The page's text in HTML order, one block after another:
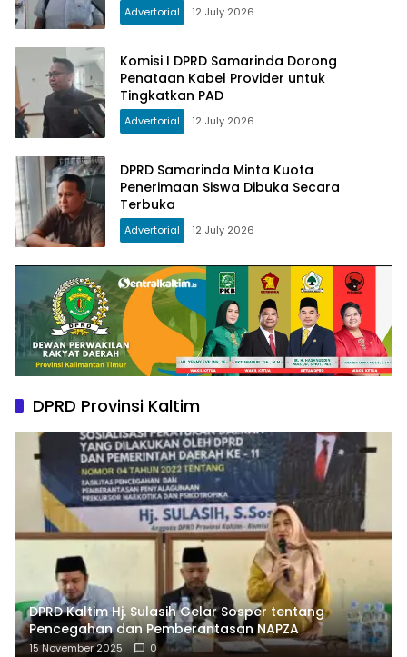
Advertorial 12 July 2026
Komisi I DPRD Samarinda Dorong
Penataan Kabel Provider untuk
Tingkatkan PAD
Advertorial 12 July 2026
DPRD Samarinda Minta Kuota
Penerimaan Siswa Dibuka Secara
Terbuka
Advertorial 12 July 2026
DPRD Provinsi Kaltim
DPRD Kaltim Hj. Sulasih Gelar Sosper tentang
Pencegahan dan Pemberantasan NAPZA
15 November 2025 0